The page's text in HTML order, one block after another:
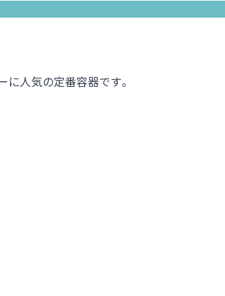
人気の定番容器です。